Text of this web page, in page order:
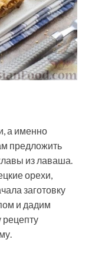
а именно
предложить
из лаваша.
орехи,
заготовку
и дадим
рецепту